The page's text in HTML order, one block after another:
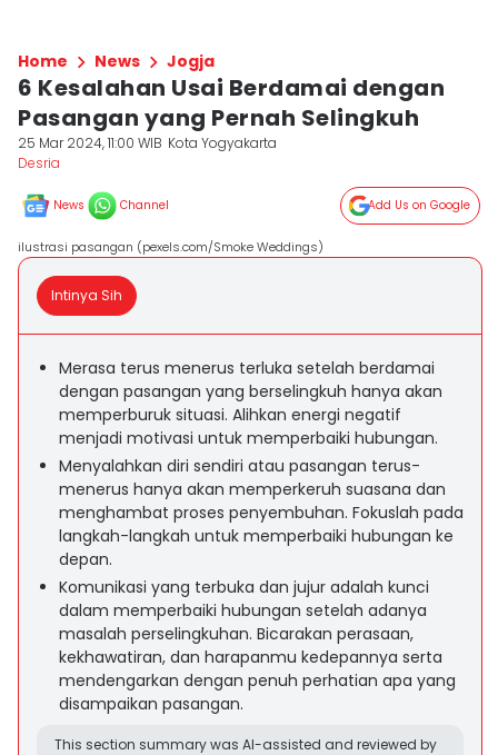
Home News Jogja
6 Kesalahan Usai Berdamai dengan
Pasangan yang Pernah Selingkuh
25 Mar 2024, 11:00 WIB Kota Yogyakarta
Desria
News Channel Add Us on Google
ilustrasi pasangan (pexels.com/Smoke Weddings)
Intinya Sih
Merasa terus menerus terluka setelah berdamai
dengan pasangan yang berselingkuh hanya akan
memperburuk situasi. Alihkan energi negatif
menjadi motivasi untuk memperbaiki hubungan.
Menyalahkan diri sendiri atau pasangan terus-
menerus hanya akan memperkeruh suasana dan
menghambat proses penyembuhan. Fokuslah pada
langkah-langkah untuk memperbaiki hubungan ke
depan.
Komunikasi yang terbuka dan jujur adalah kunci
dalam memperbaiki hubungan setelah adanya
masalah perselingkuhan. Bicarakan perasaan,
kekhawatiran, dan harapanmu kedepannya serta
mendengarkan dengan penuh perhatian apa yang
disampaikan pasangan.
This section summary was AI-assisted and reviewed by